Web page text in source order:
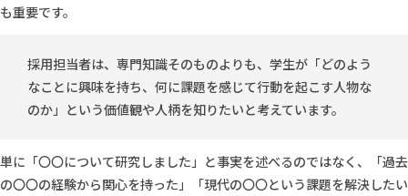
も重要です。
採用担当者は、専門知識そのものよりも、学生が「どのよう
なことに興味を持ち、何に課題を感じて行動を起こす人物な
のか」という価値観や人柄を知りたいと考えています。
単に「〇〇について研究しました」と事実を述べるのではなく、「過去
の〇〇の経験から関心を持った」「現代の〇〇という課題を解決したい